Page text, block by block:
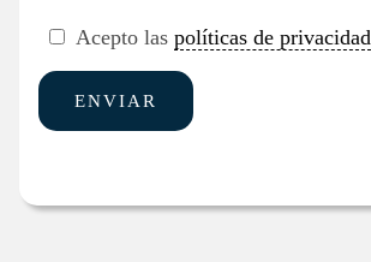
Acepto las políticas de privacidad